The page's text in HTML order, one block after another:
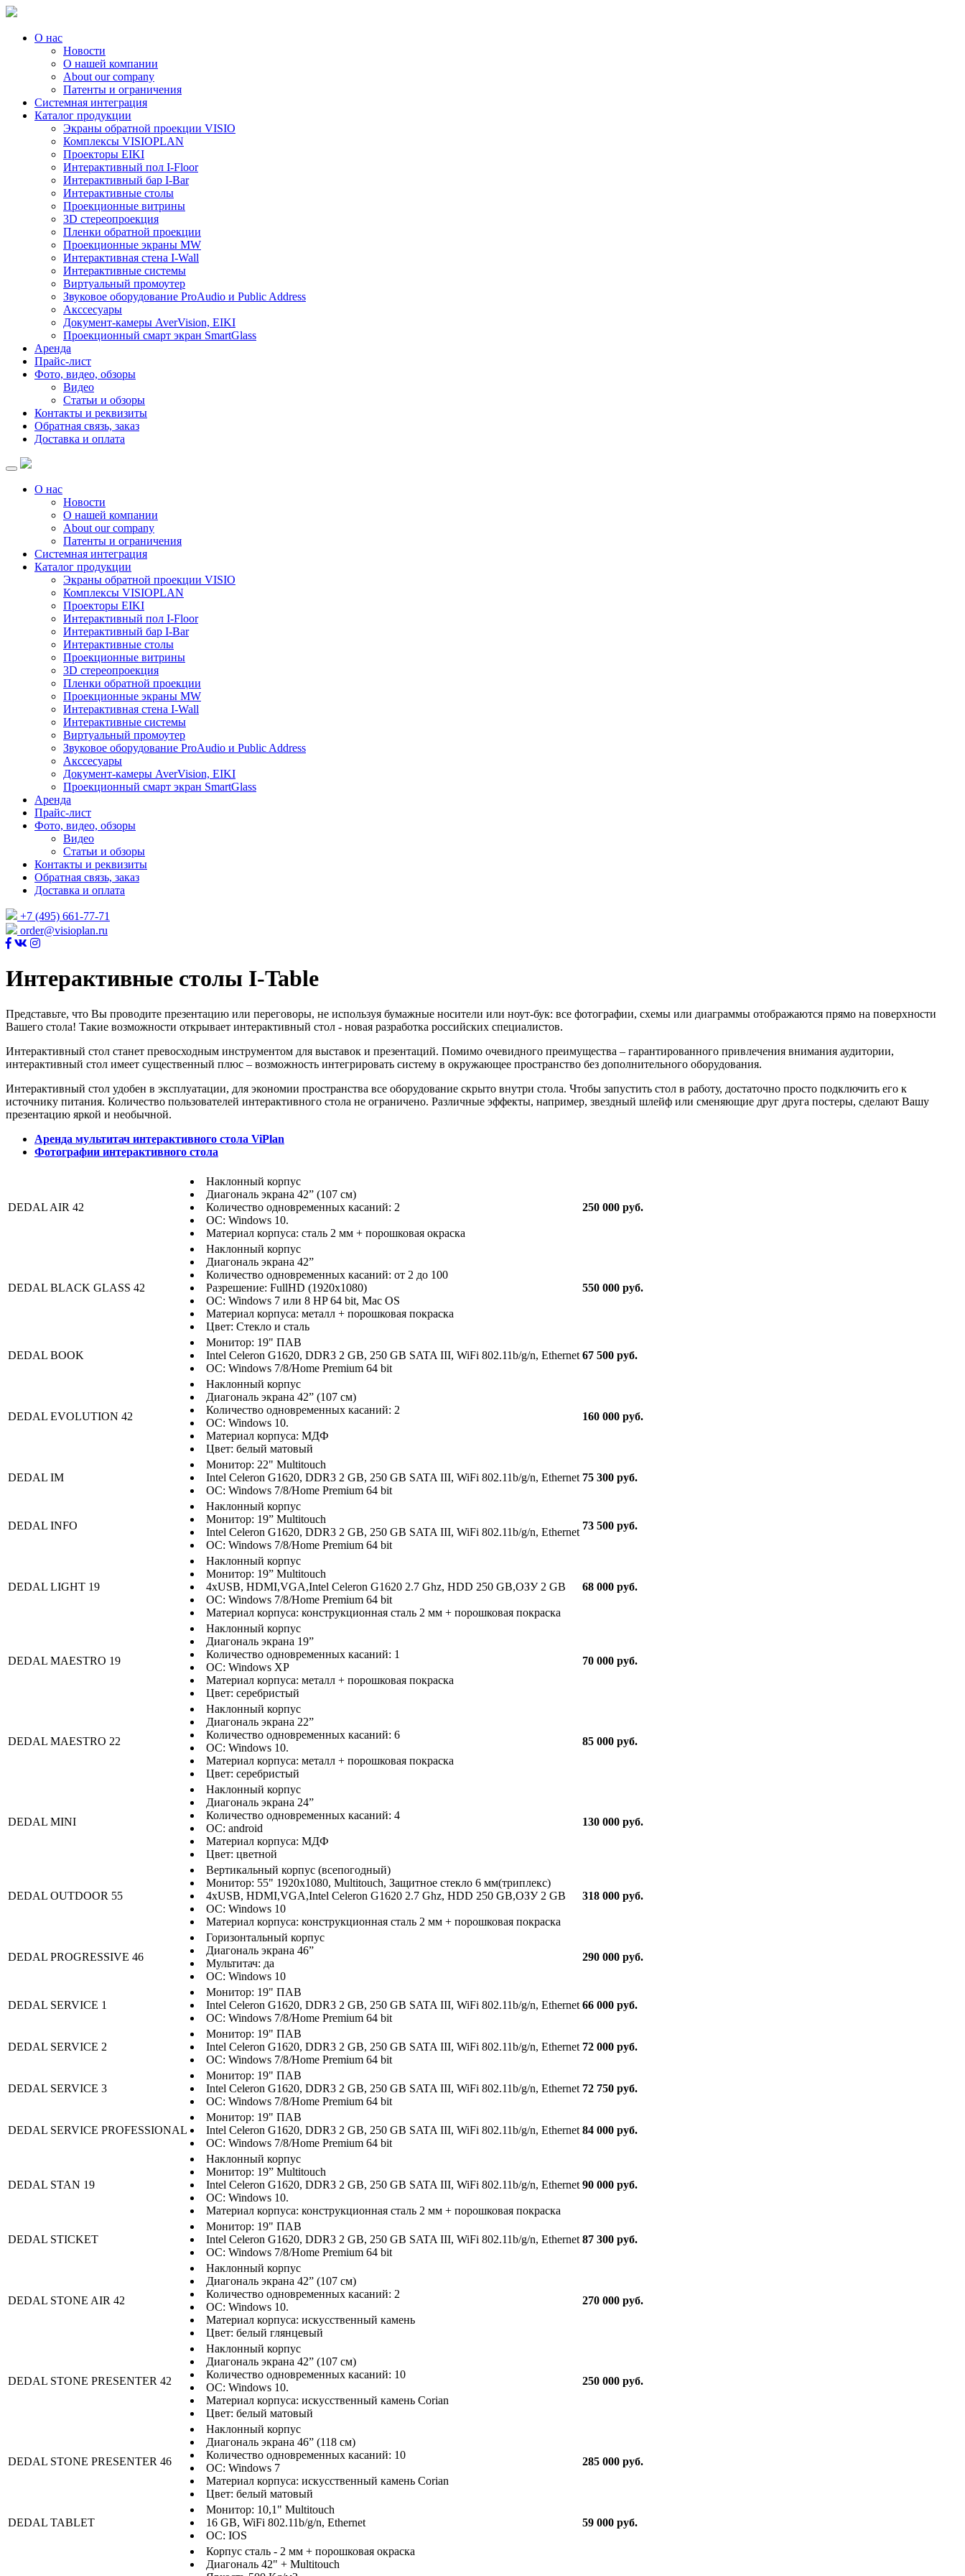
О нас
Новости
О нашей компании
About our company
Патенты и ограничения
Системная интеграция
Каталог продукции
Экраны обратной проекции VISIO
Комплексы VISIOPLAN
Проекторы EIKI
Интерактивный пол I-Floor
Интерактивный бар I-Bar
Интерактивные столы
Проекционные витрины
3D стереопроекция
Пленки обратной проекции
Проекционные экраны MW
Интерактивная стена I-Wall
Интерактивные системы
Виртуальный промоутер
Звуковое оборудование ProAudio и Public Address
Акссесуары
Документ-камеры AverVision, EIKI
Проекционный смарт экран SmartGlass
Аренда
Прайс-лист
Фото, видео, обзоры
Видео
Статьи и обзоры
Контакты и реквизиты
Обратная связь, заказ
Доставка и оплата
О нас
Новости
О нашей компании
About our company
Патенты и ограничения
Системная интеграция
Каталог продукции
Экраны обратной проекции VISIO
Комплексы VISIOPLAN
Проекторы EIKI
Интерактивный пол I-Floor
Интерактивный бар I-Bar
Интерактивные столы
Проекционные витрины
3D стереопроекция
Пленки обратной проекции
Проекционные экраны MW
Интерактивная стена I-Wall
Интерактивные системы
Виртуальный промоутер
Звуковое оборудование ProAudio и Public Address
Акссесуары
Документ-камеры AverVision, EIKI
Проекционный смарт экран SmartGlass
Аренда
Прайс-лист
Фото, видео, обзоры
Видео
Статьи и обзоры
Контакты и реквизиты
Обратная связь, заказ
Доставка и оплата
+7 (495) 661-77-71
order@visioplan.ru
Интерактивные столы I-Table
Представьте, что Вы проводите презентацию или переговоры, не используя бумажные носители или ноут-бук: все фотографии, схемы или диаграммы отображаются прямо на поверхности
Вашего стола! Такие возможности открывает интерактивный стол - новая разработка российских специалистов.
Интерактивный стол станет превосходным инструментом для выставок и презентаций. Помимо очевидного преимущества – гарантированного привлечения внимания аудитории,
интерактивный стол имеет существенный плюс – возможность интегрировать систему в окружающее пространство без дополнительного оборудования.
Интерактивный стол удобен в эксплуатации, для экономии пространства все оборудование скрыто внутри стола. Чтобы запустить стол в работу, достаточно просто подключить его к
источнику питания. Количество пользователей интерактивного стола не ограничено. Различные эффекты, например, звездный шлейф или сменяющие друг друга постеры, сделают Вашу
презентацию яркой и необычной.
Аренда мультитач интерактивного стола ViPlan
Фотографии интерактивного стола
DEDAL AIR 42
Наклонный корпус
Диагональ экрана 42” (107 см)
Количество одновременных касаний: 2
ОС: Windows 10.
Материал корпуса: сталь 2 мм + порошковая окраска
250 000 руб.
DEDAL BLACK GLASS 42
Наклонный корпус
Диагональ экрана 42”
Количество одновременных касаний: от 2 до 100
Разрешение: FullHD (1920x1080)
ОС: Windows 7 или 8 HP 64 bit, Mac OS
Материал корпуса: металл + порошковая покраска
Цвет: Стекло и сталь
550 000 руб.
DEDAL BOOK
Монитор: 19" ПАВ
Intel Celeron G1620, DDR3 2 GB, 250 GB SATA III, WiFi 802.11b/g/n, Ethernet
ОС: Windows 7/8/Home Premium 64 bit
67 500 руб.
DEDAL EVOLUTION 42
Наклонный корпус
Диагональ экрана 42” (107 см)
Количество одновременных касаний: 2
ОС: Windows 10.
Материал корпуса: МДФ
Цвет: белый матовый
160 000 руб.
DEDAL IM
Монитор: 22" Multitouch
Intel Celeron G1620, DDR3 2 GB, 250 GB SATA III, WiFi 802.11b/g/n, Ethernet
ОС: Windows 7/8/Home Premium 64 bit
75 300 руб.
DEDAL INFO
Наклонный корпус
Монитор: 19” Multitouch
Intel Celeron G1620, DDR3 2 GB, 250 GB SATA III, WiFi 802.11b/g/n, Ethernet
ОС: Windows 7/8/Home Premium 64 bit
73 500 руб.
DEDAL LIGHT 19
Наклонный корпус
Монитор: 19” Multitouch
4xUSB, HDMI,VGA,Intel Celeron G1620 2.7 Ghz, HDD 250 GB,ОЗУ 2 GB
ОС: Windows 7/8/Home Premium 64 bit
Материал корпуса: конструкционная сталь 2 мм + порошковая покраска
68 000 руб.
DEDAL MAESTRO 19
Наклонный корпус
Диагональ экрана 19”
Количество одновременных касаний: 1
ОС: Windows XP
Материал корпуса: металл + порошковая покраска
Цвет: серебристый
70 000 руб.
DEDAL MAESTRO 22
Наклонный корпус
Диагональ экрана 22”
Количество одновременных касаний: 6
ОС: Windows 10.
Материал корпуса: металл + порошковая покраска
Цвет: серебристый
85 000 руб.
DEDAL MINI
Наклонный корпус
Диагональ экрана 24”
Количество одновременных касаний: 4
ОС: android
Материал корпуса: МДФ
Цвет: цветной
130 000 руб.
DEDAL OUTDOOR 55
Вертикальный корпус (всепогодный)
Монитор: 55" 1920x1080, Multitouch, Защитное стекло 6 мм(триплекс)
4xUSB, HDMI,VGA,Intel Celeron G1620 2.7 Ghz, HDD 250 GB,ОЗУ 2 GB
ОС: Windows 10
Материал корпуса: конcтрукционная сталь 2 мм + порошковая покраска
318 000 руб.
DEDAL PROGRESSIVE 46
Горизонтальный корпус
Диагональ экрана 46”
Мультитач: да
ОС: Windows 10
290 000 руб.
DEDAL SERVICE 1
Монитор: 19" ПАВ
Intel Celeron G1620, DDR3 2 GB, 250 GB SATA III, WiFi 802.11b/g/n, Ethernet
ОС: Windows 7/8/Home Premium 64 bit
66 000 руб.
DEDAL SERVICE 2
Монитор: 19" ПАВ
Intel Celeron G1620, DDR3 2 GB, 250 GB SATA III, WiFi 802.11b/g/n, Ethernet
ОС: Windows 7/8/Home Premium 64 bit
72 000 руб.
DEDAL SERVICE 3
Монитор: 19" ПАВ
Intel Celeron G1620, DDR3 2 GB, 250 GB SATA III, WiFi 802.11b/g/n, Ethernet
ОС: Windows 7/8/Home Premium 64 bit
72 750 руб.
DEDAL SERVICE PROFESSIONAL
Монитор: 19" ПАВ
Intel Celeron G1620, DDR3 2 GB, 250 GB SATA III, WiFi 802.11b/g/n, Ethernet
ОС: Windows 7/8/Home Premium 64 bit
84 000 руб.
DEDAL STAN 19
Наклонный корпус
Монитор: 19” Multitouch
Intel Celeron G1620, DDR3 2 GB, 250 GB SATA III, WiFi 802.11b/g/n, Ethernet
ОС: Windows 10.
Материал корпуса: конcтрукционная сталь 2 мм + порошковая покраска
90 000 руб.
DEDAL STICKET
Монитор: 19" ПАВ
Intel Celeron G1620, DDR3 2 GB, 250 GB SATA III, WiFi 802.11b/g/n, Ethernet
ОС: Windows 7/8/Home Premium 64 bit
87 300 руб.
DEDAL STONE AIR 42
Наклонный корпус
Диагональ экрана 42” (107 см)
Количество одновременных касаний: 2
ОС: Windows 10.
Материал корпуса: искусственный камень
Цвет: белый глянцевый
270 000 руб.
DEDAL STONE PRESENTER 42
Наклонный корпус
Диагональ экрана 42” (107 см)
Количество одновременных касаний: 10
ОС: Windows 10.
Материал корпуса: искусственный камень Corian
Цвет: белый матовый
250 000 руб.
DEDAL STONE PRESENTER 46
Наклонный корпус
Диагональ экрана 46” (118 см)
Количество одновременных касаний: 10
ОС: Windows 7
Материал корпуса: искусственный камень Corian
Цвет: белый матовый
285 000 руб.
DEDAL TABLET
Монитор: 10,1" Multitouch
16 GB, WiFi 802.11b/g/n, Ethernet
ОС: IOS
59 000 руб.
Корпус сталь - 2 мм + порошковая окраска
Диагональ 42" + Multitouch